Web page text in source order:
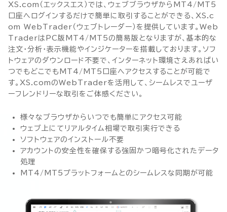
XS.com（エックスエス）では、ウェブブラウザからMT4/MT5
口座へログインするだけで簡単に取引することができる、XS.c
om WebTrader（ウェブトレーダー）を提供しています。Web
TraderはPC版MT4/MT5の簡易版となりますが、基本的な
注文・分析・表示機能やインジケーターを搭載しております。ソフ
トウェアのダウンロード不要で、インターネット環境さえあればい
つでもどこでもMT4/MT5口座へアクセスすることが可能で
す。XS.comのWebTraderを活用して、シームレスでユーザ
ーフレンドリーな取引をご体感ください。
様々なブラウザからいつでも簡単にアクセス可能
ウェブ上にてリアルタイム相場で取引実行できる
ソフトウェアのインストール不要
アカウントの安全性を確保する強固かつ暗号化されたデータ
処理
MT4/MT5プラットフォームとのシームレスな同期が可能